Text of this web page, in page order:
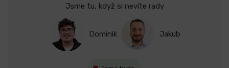
Jsme tu, když si nevíte rady
Dominik Jakub